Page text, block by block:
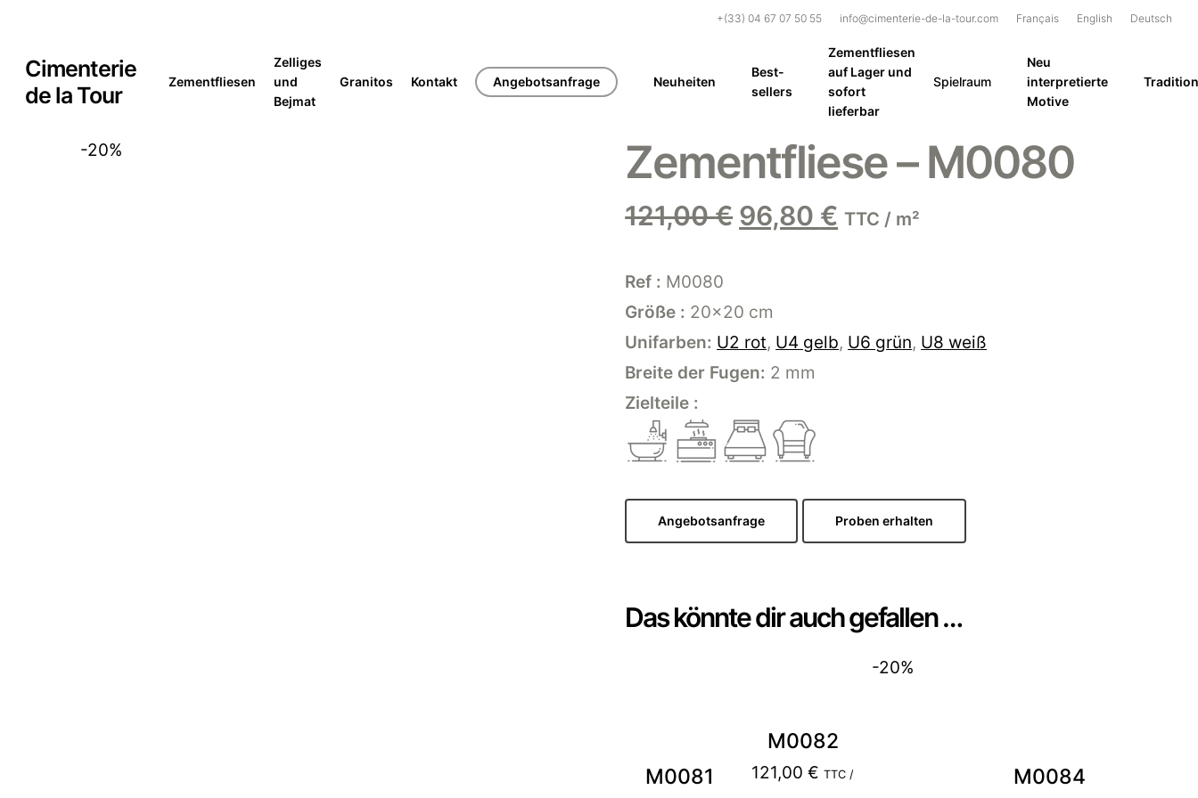
main
content
+(33) 04 67 07 50 55 info@cimenterie-de-la-tour.com Français English Deutsch
Cimenterie
de la Tour
Zementfliesen
Zelliges
und
Bejmat
Granitos Kontakt Angebotsanfrage Neuheiten
Best-
sellers
Zementfliesen
auf Lager und
sofort
lieferbar
Spielraum
Neu
interpretierte
Motive
-20% Zementfliese – M0080
121,00€ Ursprünglicher
Preis
96,80 € Aktueller
TTC / m²
Ref : M0080
Größe : 20×20 cm
Unifarben: U2 rot, U4 gelb, U6 grün, U8 weiß
Breite der Fugen: 2 mm
Zielteile :
Angebotsanfrage Proben erhalten
Das könnte dir auch gefallen …
M0081
M0082
121,00€ TTC /
-20%
M0084